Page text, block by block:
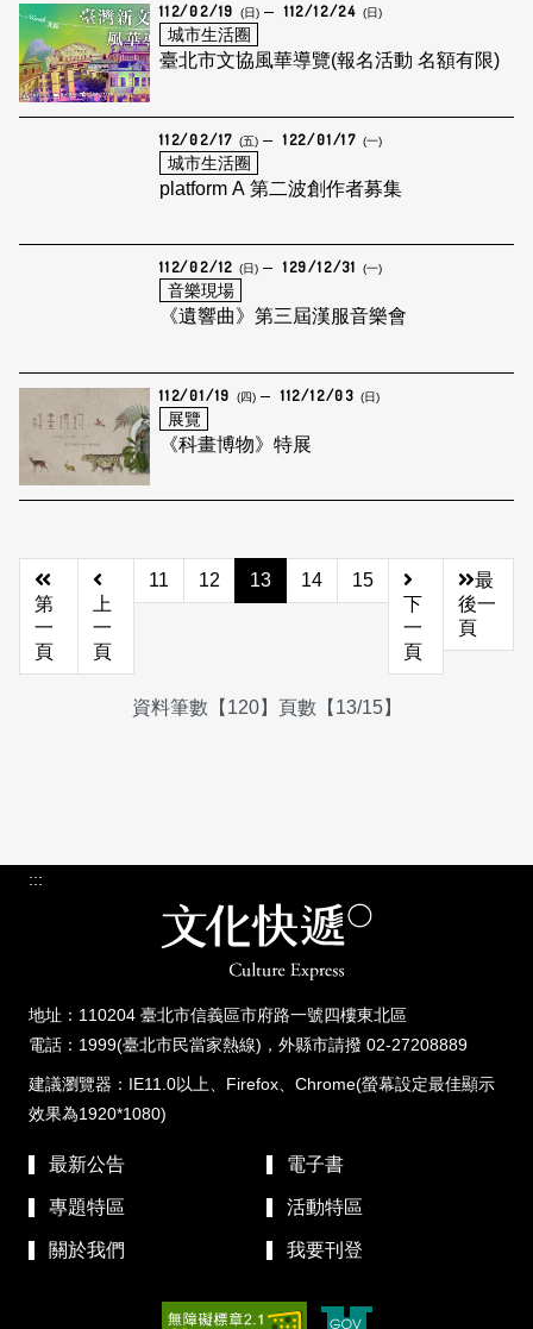
112/02/19 (日) 112/12/24 (日)
城市生活圈
臺北市文協風華導覽(報名活動 名額有限)
112/02/17 (五) 122/01/17 (一)
城市生活圈
platform A 第二波創作者募集
112/02/12 (日) 129/12/31 (一)
音樂現場
《遺響曲》第三屆漢服音樂會
112/01/19 (四) 112/12/03 (日)
展覽
《科畫博物》特展
第
一
頁
上
一
頁
11 12 13 14
15
下
一
頁
最
後一
頁
資料筆數【120】頁數【13/15】
:::
地址：110204 臺北市信義區市府路一號四樓東北區
電話：1999(臺北市民當家熱線)，外縣市請撥 02-27208889
建議瀏覽器：IE11.0以上、Firefox、Chrome(螢幕設定最佳顯示
效果為1920*1080)
最新公告 電子書
專題特區 活動特區
關於我們 我要刊登